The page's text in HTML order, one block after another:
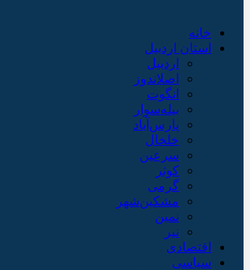
خانه
استان اردبیل
اردبیل
اصلاندوز
انگوت
بیله‌سوار
پارس‌آباد
خلخال
سرعین
کوثر
گرمی
مشکین‌شهر
نمین
نیر
اقتصادی
سیاسی